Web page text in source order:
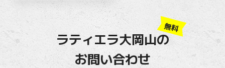
ラティエラ大岡山の
お問い合わせ
無料